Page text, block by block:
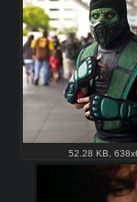
52.28 KB